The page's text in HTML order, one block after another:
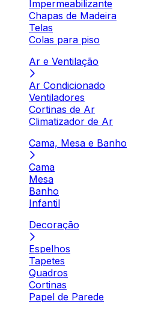
Impermeabilizante
Chapas de Madeira
Telas
Colas para piso
Ar e Ventilação
Ar Condicionado
Ventiladores
Cortinas de Ar
Climatizador de Ar
Cama, Mesa e Banho
Cama
Mesa
Banho
Infantil
Decoração
Espelhos
Tapetes
Quadros
Cortinas
Papel de Parede